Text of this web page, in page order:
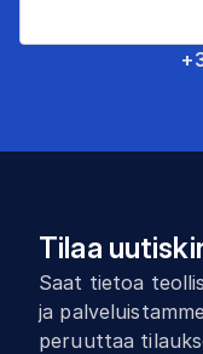
Tilaa
Saat tietoa
ja
peruuttaa